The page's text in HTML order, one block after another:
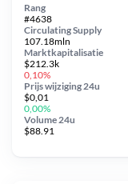
Circulating Supply
107.18mln
Prijs wijziging 24u
$0,01
0,00%
Marktkapitalisatie
$212.3k
0,10%
Volume 24u
$88.91
Rang
#4638